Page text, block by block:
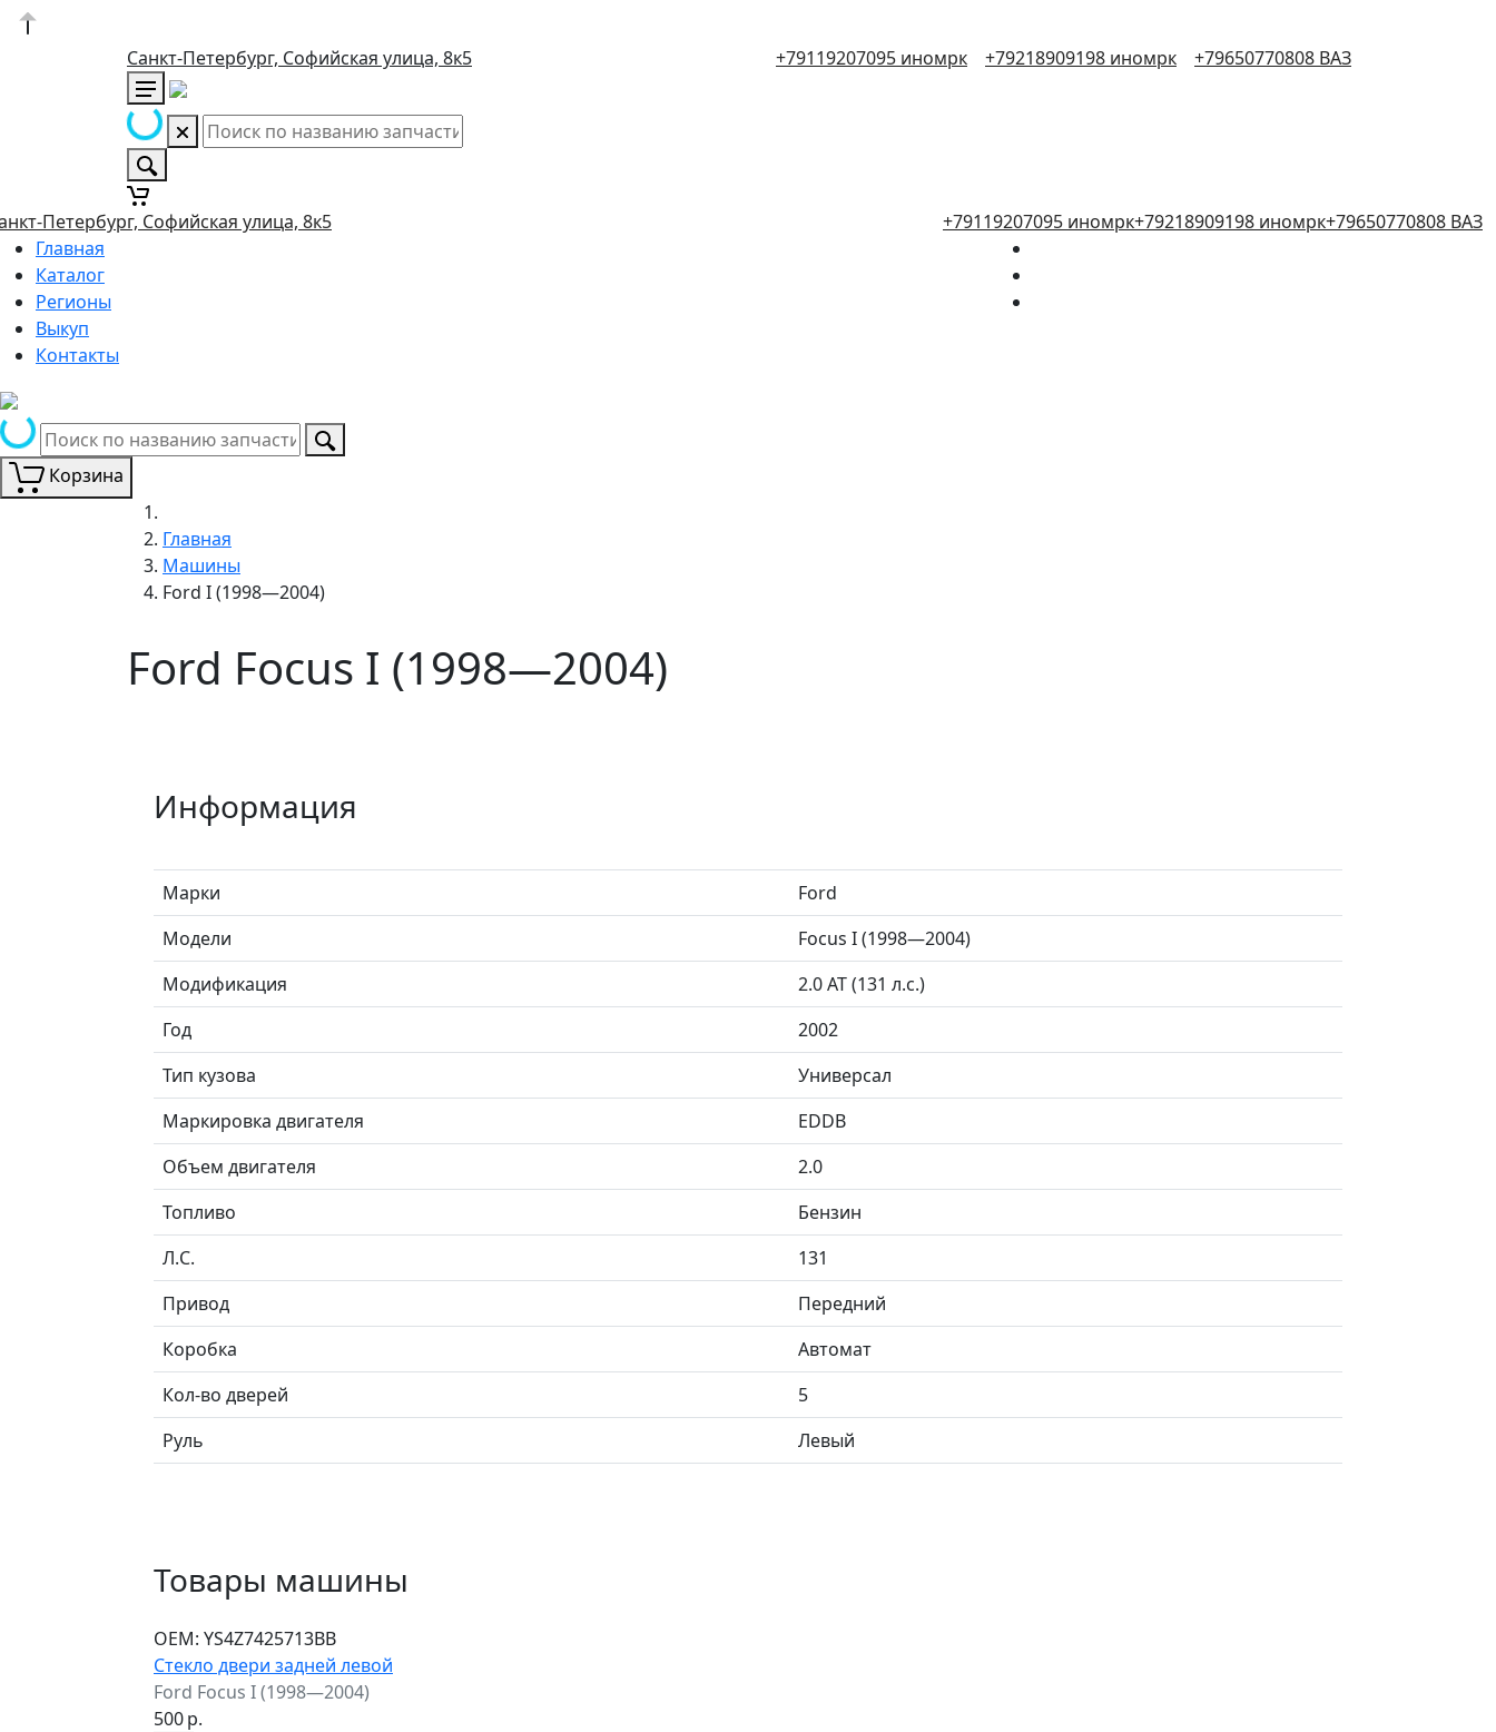
Санкт-Петербург, Софийская улица, 8к5 +79119207095 иномрк +79218909198 иномрк +79650770808 ВАЗ
Петербург, Софийская улица, 8к5 +79119207095 иномрк+79218909198 иномрк+79650770808 ВАЗ
Главная
Каталог
Регионы
Выкуп
Контакты
Корзина
Главная
Машины
Ford I (1998—2004)
Ford Focus I (1998—2004)
Информация
Марки
Ford
Модели
Focus I (1998—2004)
Модификация
2.0 AT (131 л.с.)
Год
2002
Тип кузова
Универсал
Маркировка двигателя
EDDB
Объем двигателя
2.0
Топливо
Бензин
Л.C.
131
Привод
Передний
Коробка
Автомат
Кол-во дверей
5
Руль
Левый
Товары машины
ОЕМ: YS4Z7425713BB
Стекло двери задней левой
Ford Focus I (1998—2004)
500р.